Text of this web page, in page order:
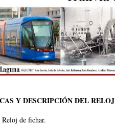
Y DESCRIPCIÓN DEL RELOJ
de fichar.